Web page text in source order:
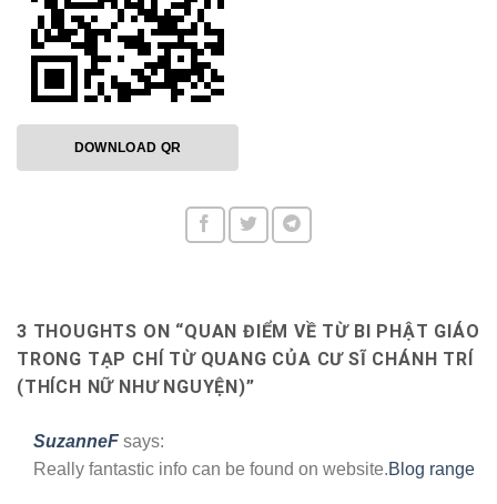
DOWNLOAD QR
3 THOUGHTS ON “QUAN ĐIỂM VỀ TỪ BI PHẬT GIÁO
TRONG TẠP CHÍ TỪ QUANG CỦA CƯ SĨ CHÁNH TRÍ
(THÍCH NỮ NHƯ NGUYỆN)”
SuzanneF says:
Really fantastic info can be found on website.Blog range